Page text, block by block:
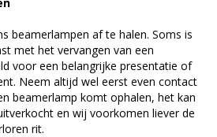
beamerlampen af te halen. Soms is
met het vervangen van een
voor een belangrijke presentatie of
Neem altijd wel eerst even contact
beamerlamp komt ophalen, het kan
en wij voorkomen liever de
rit.